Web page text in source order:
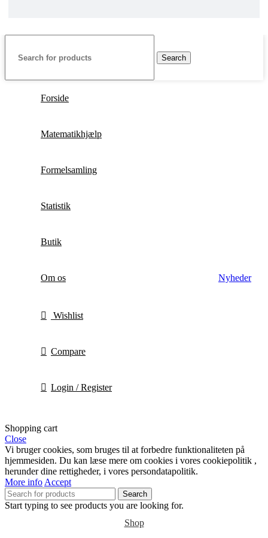
Search
Forside
Matematikhjælp
Formelsamling
Statistik
Butik
Om os Nyheder
Wishlist
Compare
Login / Register
Shopping cart
Close
Vi bruger cookies, som bruges til at forbedre funktionaliteten på
hjemmesiden. Du kan læse mere om cookies i vores cookiepolitik ,
herunder dine rettigheder, i vores persondatapolitik.
More info Accept
Search
Start typing to see products you are looking for.
Shop